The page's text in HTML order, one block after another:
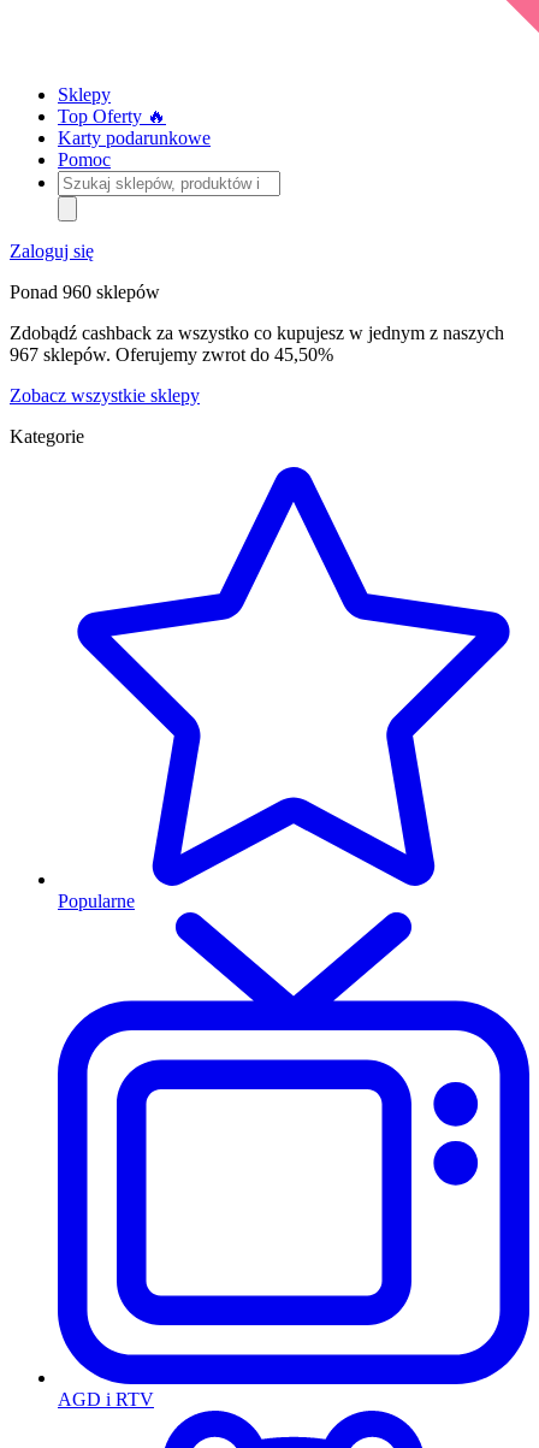
Sklepy
Top Oferty 🔥
Karty podarunkowe
Pomoc
Szukaj
sklepów,
produktów
i
kategorii
Zaloguj się
Ponad 960 sklepów
Zdobądź cashback za wszystko co kupujesz w jednym z naszych
967 sklepów. Oferujemy zwrot do 45,50%
Zobacz wszystkie sklepy
Kategorie
Popularne
AGD i RTV